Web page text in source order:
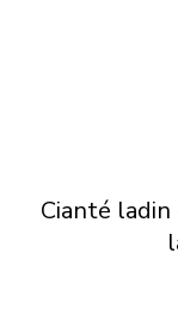
Cianté